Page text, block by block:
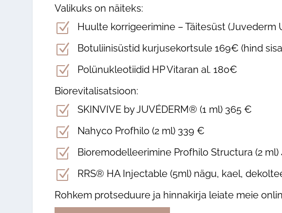
Valikuks on näiteks:
Z Huulte korrigeerimine – Täitesüst (Juvederm
Z Botuliinisüstid kurjusekortsule 169€ (hind
Z
Polünukleotiidid HP Vitaran al. 180€
Biorevitalisatsioon:
Z SKINVIVE by JUVÉDERM® (1 ml) 365 €
Z Nahyco Profhilo (2 ml) 339 €
Z Bioremodelleerimine Profhilo Structura (2 ml)
Z
RRS® HA Injectable (5ml) nägu, kael,
Rohkem protseduure ja hinnakirja leiate meie